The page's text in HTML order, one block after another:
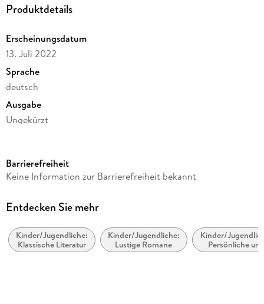
Produktdetails
Erscheinungsdatum
13. Juli 2022
Sprache
deutsch
Ausgabe
Ungekürzt
Laufzeit
Altersempfehlung
Reihe
Ohrwürmchen
Barrierefreiheit
Keine Information zur Barrierefreiheit bekannt
Entdecken Sie mehr
Kinder/Jugendliche:
Klassische Literatur
Kinder/Jugendliche:
Lustige Romane
Kinder/
Persönliche
soziale